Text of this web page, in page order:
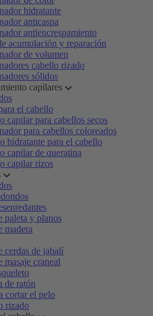
hidratante
anticaspa
antiencrespamiento
acumulación y reparación
de volumen
cabello rizado
sólidos
capilares
el cabello
capilar para cabellos secos
para cabellos coloreados
hidratante para el cabello
capilar de queratina
capilar rizos
paleta y planos
madera
cerdas de jabalí
masaje craneal
de ratón
cortar el pelo
rizado